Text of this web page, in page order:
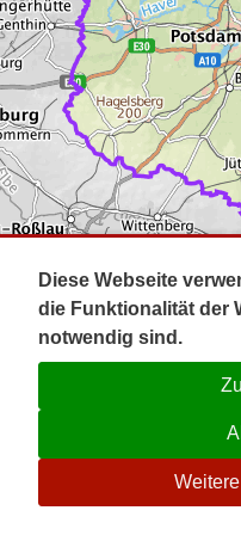
Impressum
Kontakt
Diese Webseite
die Funktionalität der
notwendig sind.